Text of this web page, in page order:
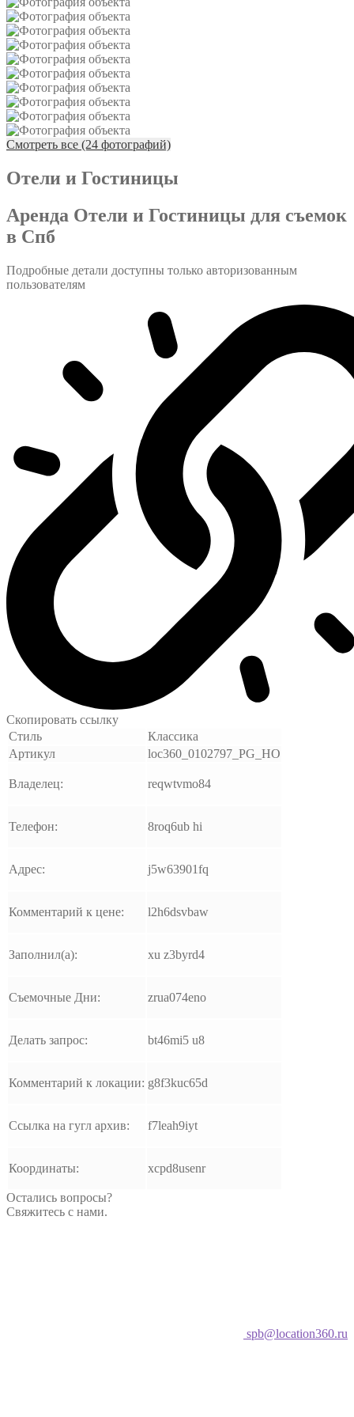
Смотреть все (24 фотографий)
Отели и Гостиницы
Аренда Отели и Гостиницы для съемок
в Спб
Подробные детали доступны только авторизованным
пользователям
Скопировать ссылку
Стиль
Классика
Артикул
loc360_0102797_PG_HO
Владелец: reqwtvmo84
Телефон: 8roq6ub hi
Адрес: j5w63901fq
Комментарий к цене: l2h6dsvbaw
Заполнил(а): xu z3byrd4
Съемочные Дни: zrua074eno
Делать запрос: bt46mi5 u8
Комментарий к локации: g8f3kuc65d
Ссылка на гугл архив: f7leah9iyt
Координаты: xcpd8usenr
Остались вопросы?
Свяжитесь с нами.
spb@location360.ru